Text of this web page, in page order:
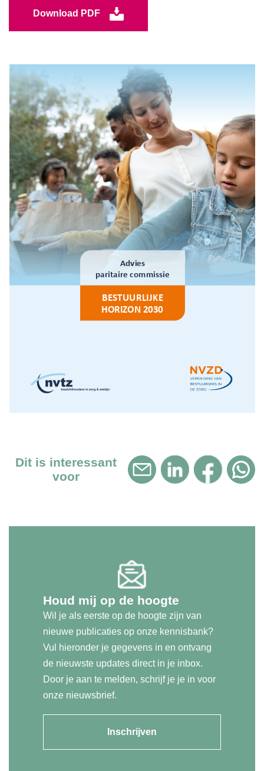
Download PDF
Dit is interessant
voor
Houd mij op de hoogte
Wil je als eerste op de hoogte zijn van
nieuwe publicaties op onze kennisbank?
Vul hieronder je gegevens in en ontvang
de nieuwste updates direct in je inbox.
Door je aan te melden, schrijf je je in voor
onze nieuwsbrief.
Inschrijven